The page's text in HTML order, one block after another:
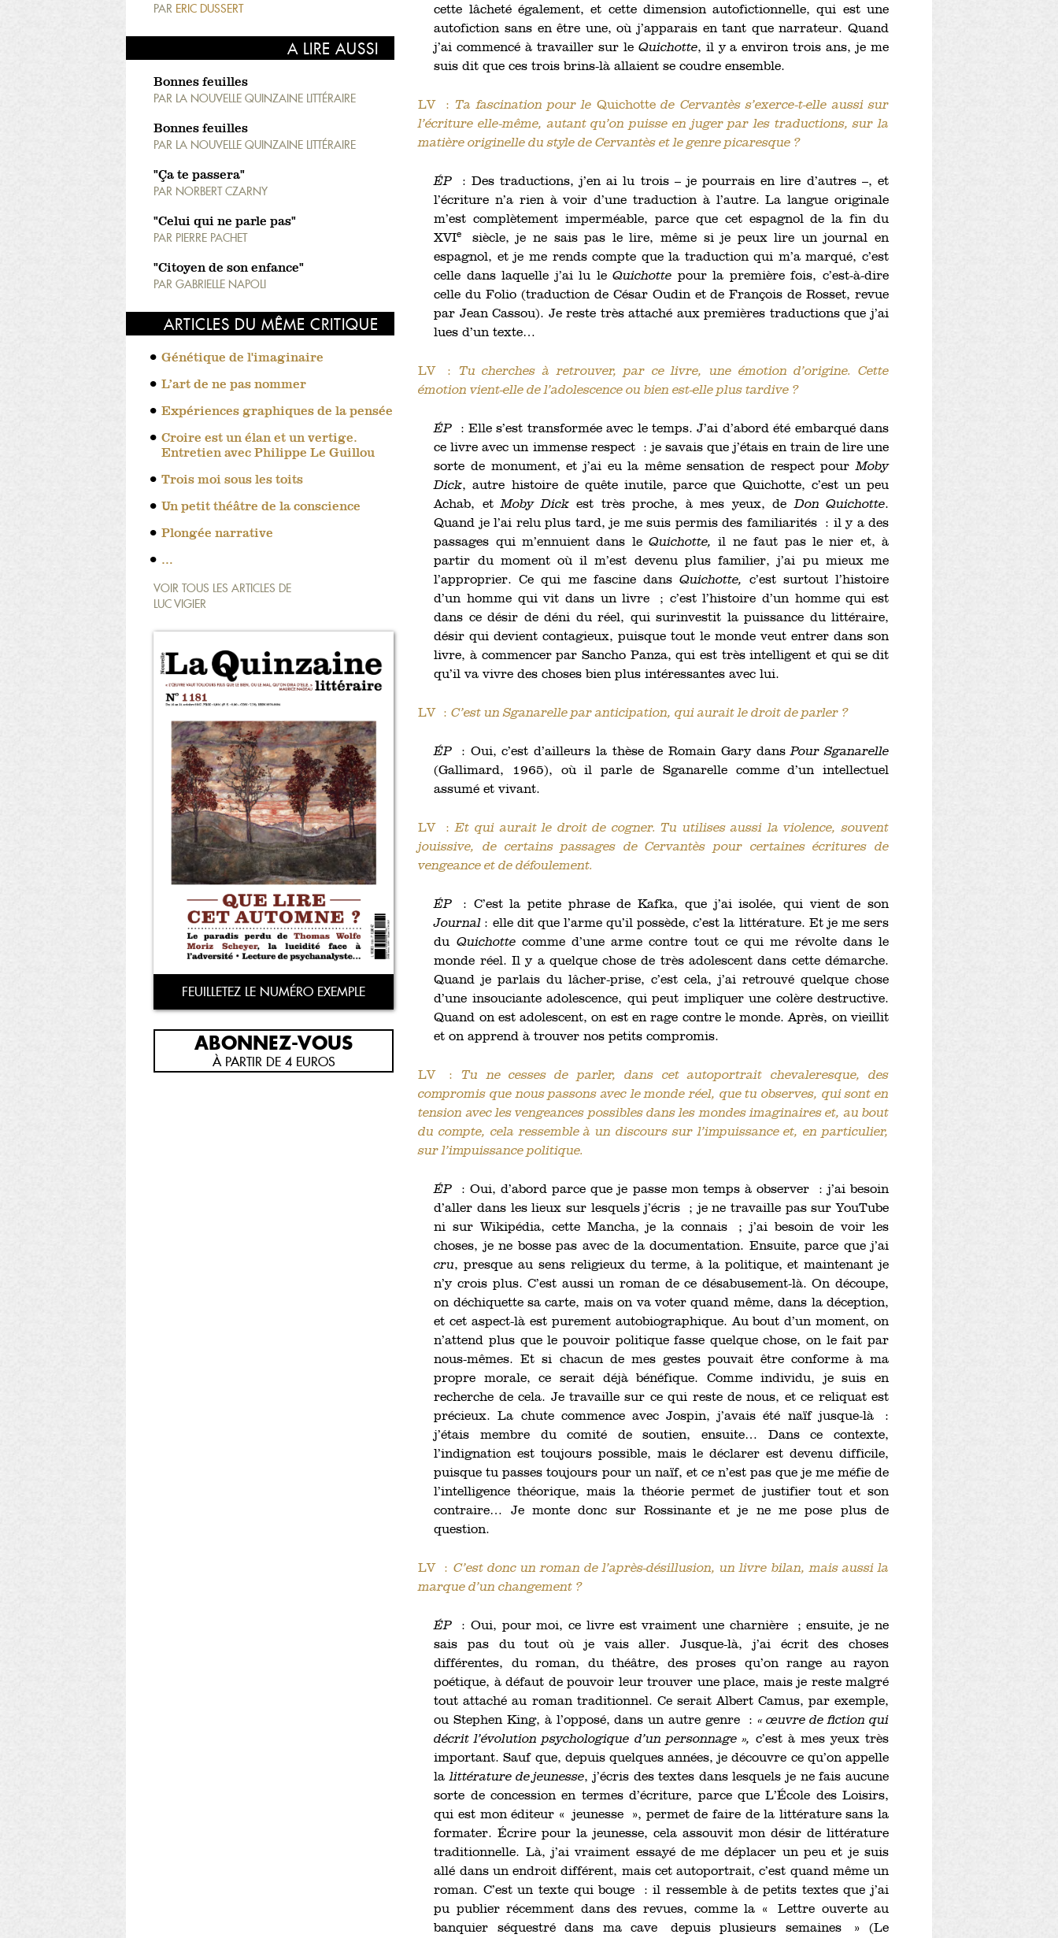
PAR ERIC DUSSERT
A LIRE AUSSI
Bonnes feuilles
PAR LA NOUVELLE QUINZAINE LITTÉRAIRE
Bonnes feuilles
PAR LA NOUVELLE QUINZAINE LITTÉRAIRE
"Ça te passera"
PAR NORBERT CZARNY
"Celui qui ne parle pas"
PAR PIERRE PACHET
"Citoyen de son enfance"
PAR GABRIELLE NAPOLI
ARTICLES DU MÊME CRITIQUE
Génétique de l'imaginaire
L’art de ne pas nommer
Expériences graphiques de la pensée
Croire est un élan et un vertige.
Entretien avec Philippe Le Guillou
Trois moi sous les toits
Un petit théâtre de la conscience
Plongée narrative
…
VOIR TOUS LES ARTICLES DE
LUC VIGIER
FEUILLETEZ LE NUMÉRO EXEMPLE
ABONNEZ-VOUS
À PARTIR DE 4 EUROS
cette lâcheté également, et cette dimension autofictionnelle, qui est une
autofiction sans en être une, où j’apparais en tant que narrateur. Quand
j’ai commencé à travailler sur le Quichotte, il y a environ trois ans, je me
suis dit que ces trois brins-là allaient se coudre ensemble.
LV :Ta fascination pour le Quichottede Cervantès s’exerce-t-elle aussi sur
l’écriture elle-même, autant qu’on puisse en juger par les traductions, sur la
matière originelle du style de Cervantès et le genre picaresque ?
ÉP : Des traductions, j’en ai lu trois – je pourrais en lire d’autres –, et
l’écriture n’a rien à voir d’une traduction à l’autre. La langue originale
m’est complètement imperméable, parce que cet espagnol de la fin du
XVIe
siècle, je ne sais pas le lire, même si je peux lire un journal en
espagnol, et je me rends compte que la traduction qui m’a marqué, c’est
celle dans laquelle j’ai lu leQuichotte pour la première fois, c’est-à-dire
celle du Folio (traduction de César Oudin et de François de Rosset, revue
par Jean Cassou). Je reste très attaché aux premières traductions que j’ai
lues d’un texte…
LV : Tu cherches à retrouver, par ce livre, une émotion d’origine. Cette
émotion vient-elle de l’adolescence ou bien est-elle plus tardive ?
ÉP : Elle s’est transformée avec le temps. J’ai d’abord été embarqué dans
ce livre avec un immense respect : je savais que j’étais en train de lire une
sorte de monument, et j’ai eu la même sensation de respect pourMoby
Dick, autre histoire de quête inutile, parce que Quichotte, c’est un peu
Achab, etMoby Dickest très proche, à mes yeux, deDon Quichotte.
Quand je l’ai relu plus tard, je me suis permis des familiarités : il y a des
passages qui m’ennuient dans leQuichotte,
il ne faut pas le nier et, à
partir du moment où il m’est devenu plus familier, j’ai pu mieux me
l’approprier. Ce qui me fascine dans Quichotte,
c’est surtout l’histoire
d’un homme qui vit dans un livre ; c’est l’histoire d’un homme qui est
dans ce désir de déni du réel, qui surinvestit la puissance du littéraire,
désir qui devient contagieux, puisque tout le monde veut entrer dans son
livre, à commencer par Sancho Panza, qui est très intelligent et qui se dit
qu’il va vivre des choses bien plus intéressantes avec lui.
LV :C’est un Sganarelle par anticipation, qui aurait le droit de parler ?
ÉP : Oui, c’est d’ailleurs la thèse de Romain Gary dansPour Sganarelle
(Gallimard, 1965), où il parle de Sganarelle comme d’un intellectuel
assumé et vivant.
LV :Et qui aurait le droit de cogner. Tu utilises aussi la violence, souvent
jouissive, de certains passages de Cervantès pour certaines écritures de
vengeance et de défoulement.
ÉP : C’est la petite phrase de Kafka, que j’ai isolée, qui vient de son
Journal : elle dit que l’arme qu’il possède, c’est la littérature. Et je me sers
du Quichottecomme d’une arme contre tout ce qui me révolte dans le
monde réel. Il y a quelque chose de très adolescent dans cette démarche.
Quand je parlais du lâcher-prise, c’est cela, j’ai retrouvé quelque chose
d’une insouciante adolescence, qui peut impliquer une colère destructive.
Quand on est adolescent, on est en rage contre le monde. Après, on vieillit
et on apprend à trouver nos petits compromis.
LV :Tu ne cesses de parler, dans cet autoportrait chevaleresque, des
compromis que nous passons avec le monde réel, que tu observes, qui sont en
tension avec les vengeances possibles dans les mondes imaginaires et, au bout
du compte, cela ressemble à un discours sur l’impuissance et, en particulier,
sur l’impuissance politique.
ÉP : Oui, d’abord parce que je passe mon temps à observer : j’ai besoin
d’aller dans les lieux sur lesquels j’écris ; je ne travaille pas sur YouTube
ni sur Wikipédia, cette Mancha, je la connais ; j’ai besoin de voir les
choses, je ne bosse pas avec de la documentation. Ensuite, parce que j’ai
cru, presque au sens religieux du terme, à la politique, et maintenant je
n’y crois plus. C’est aussi un roman de ce désabusement-là. On découpe,
on déchiquette sa carte, mais on va voter quand même, dans la déception,
et cet aspect-là est purement autobiographique. Au bout d’un moment, on
n’attend plus que le pouvoir politique fasse quelque chose, on le fait par
nous-mêmes. Et si chacun de mes gestes pouvait être conforme à ma
propre morale, ce serait déjà bénéfique. Comme individu, je suis en
recherche de cela. Je travaille sur ce qui reste de nous, et ce reliquat est
précieux. La chute commence avec Jospin, j’avais été naïf jusque-là :
j’étais membre du comité de soutien, ensuite… Dans ce contexte,
l’indignation est toujours possible, mais le déclarer est devenu difficile,
puisque tu passes toujours pour un naïf, et ce n’est pas que je me méfie de
l’intelligence théorique, mais la théorie permet de justifier tout et son
contraire… Je monte donc sur Rossinante et je ne me pose plus de
question.
LV : C’est donc un roman de l’après-désillusion, un livre bilan, mais aussi la
marque d’un changement ?
ÉP : Oui, pour moi, ce livre est vraiment une charnière ; ensuite, je ne
sais pas du tout où je vais aller. Jusque-là, j’ai écrit des choses
différentes, du roman, du théâtre, des proses qu’on range au rayon
poétique, à défaut de pouvoir leur trouver une place, mais je reste malgré
tout attaché au roman traditionnel. Ce serait Albert Camus, par exemple,
ou Stephen King, à l’opposé, dans un autre genre : « œuvre de fiction qui
décrit l’évolution psychologique d’un personnage », c’est à mes yeux très
important. Sauf que, depuis quelques années, je découvre ce qu’on appelle
lalittérature de jeunesse, j’écris des textes dans lesquels je ne fais aucune
sorte de concession en termes d’écriture, parce que L’École des Loisirs,
qui est mon éditeur « jeunesse », permet de faire de la littérature sans la
formater. Écrire pour la jeunesse, cela assouvit mon désir de littérature
traditionnelle. Là, j’ai vraiment essayé de me déplacer un peu et je suis
allé dans un endroit différent, mais cet autoportrait, c’est quand même un
roman. C’est un texte qui bouge : il ressemble à de petits textes que j’ai
pu publier récemment dans des revues, comme la « Lettre ouverte au
banquier séquestré dans ma cave depuis plusieurs semaines » (Le